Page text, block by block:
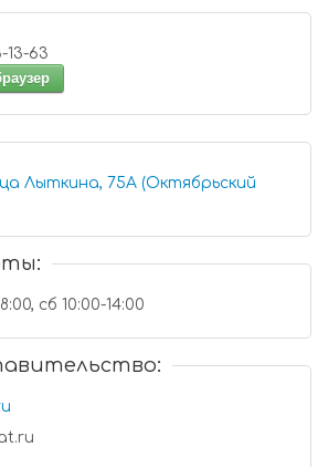
93-13-63
Лыткина, 75А (Октябрьский
сб 10:00-14:00